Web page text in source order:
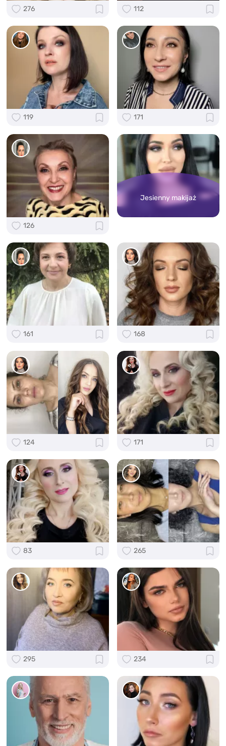
276 112
119 171
126
Jesienny makijaż
161 168
124 171
83 265
295 234